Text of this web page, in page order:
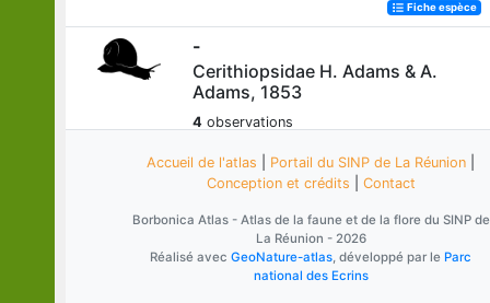
Fiche espèce
-
Cerithiopsidae H. Adams & A.
Adams, 1853
4 observations
Fiche espèce
Columbellidae Swainson, 1840
1observation
Dernière observation en2020
Accueil de l'atlas Portail du SINP de La Réunion
Conception et crédits
Contact
Borbonica Atlas - Atlas de la faune et de la flore du SINP de
La Réunion - 2026
Réalisé avec GeoNature-atlas, développé par le Parc
national des Ecrins